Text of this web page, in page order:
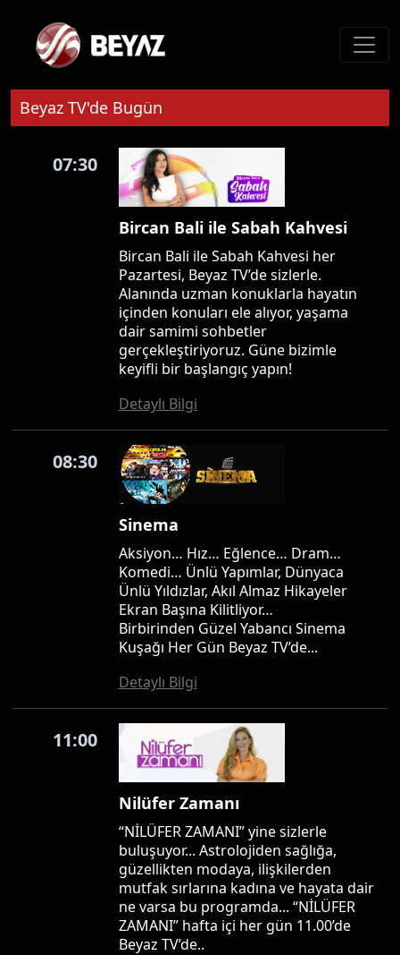
Beyaz TV'de Bugün
07:30
Bircan Bali ile Sabah Kahvesi
Bircan Bali ile Sabah Kahvesi her
Pazartesi, Beyaz TV’de sizlerle.
Alanında uzman konuklarla hayatın
içinden konuları ele alıyor, yaşama
dair samimi sohbetler
gerçekleştiriyoruz. Güne bizimle
keyifli bir başlangıç yapın!
Detaylı Bilgi
08:30
Sinema
Aksiyon… Hız… Eğlence… Dram…
Komedi… Ünlü Yapımlar, Dünyaca
Ünlü Yıldızlar, Akıl Almaz Hikayeler
Ekran Başına Kilitliyor…
Birbirinden Güzel Yabancı Sinema
Kuşağı Her Gün Beyaz TV’de...
Detaylı Bilgi
11:00
Nilüfer Zamanı
“NİLÜFER ZAMANI” yine sizlerle
buluşuyor... Astrolojiden sağlığa,
güzellikten modaya, ilişkilerden
mutfak sırlarına kadına ve hayata dair
ne varsa bu programda... “NİLÜFER
ZAMANI” hafta içi her gün 11.00’de
Beyaz TV’de..